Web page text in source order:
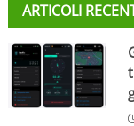
ARTICOLI